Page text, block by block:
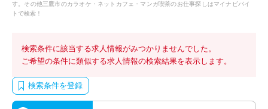
す。その他三鷹市のカラオケ・ネットカフェ・マンガ喫茶のお仕事探しはマイナビバイ
トで検索！
検索条件に該当する求人情報がみつかりませんでした。
ご希望の条件に類似する求人情報の検索結果を表示します。
検索条件を登録